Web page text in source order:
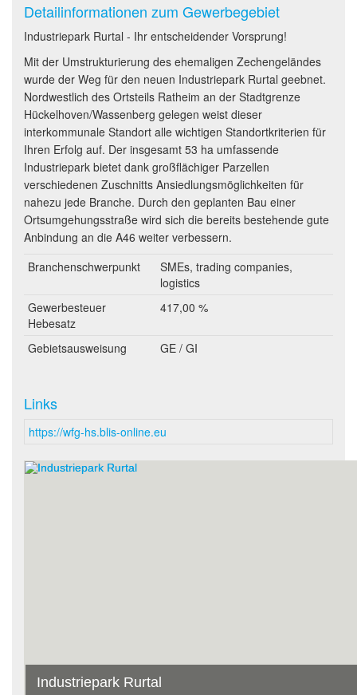
Detailinformationen zum Gewerbegebiet
Industriepark Rurtal - Ihr entscheidender Vorsprung!
Mit der Umstrukturierung des ehemaligen Zechengeländes
wurde der Weg für den neuen Industriepark Rurtal geebnet.
Nordwestlich des Ortsteils Ratheim an der Stadtgrenze
Hückelhoven/Wassenberg gelegen weist dieser
interkommunale Standort alle wichtigen Standortkriterien für
Ihren Erfolg auf. Der insgesamt 53 ha umfassende
Industriepark bietet dank großflächiger Parzellen
verschiedenen Zuschnitts Ansiedlungsmöglichkeiten für
nahezu jede Branche. Durch den geplanten Bau einer
Ortsumgehungsstraße wird sich die bereits bestehende gute
Anbindung an die A46 weiter verbessern.
Branchenschwerpunkt
SMEs, trading companies,
logistics
Gewerbesteuer
Hebesatz
417,00 %
Gebietsausweisung GE / GI
Links
https://wfg-hs.blis-online.eu
Industriepark Rurtal